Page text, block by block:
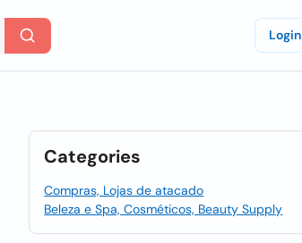
Login
Categories
Compras, Lojas de atacado
Beleza e Spa, Cosméticos, Beauty Supply